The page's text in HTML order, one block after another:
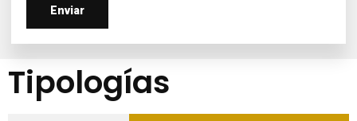
Tipologías